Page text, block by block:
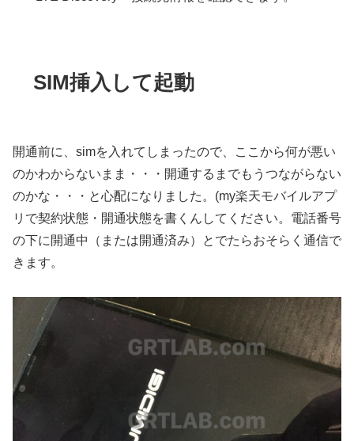
SIM挿入して起動
開通前に、simを入れてしまったので、ここから何が悪い
のかわからないまま・・・開通するまでもうつながらない
のかな・・・と心配になりました。(my楽天モバイルアプ
リで契約状態・開通状態を書くんしてください。電話番号
の下に開通中（または開通済み）とでたらおそらく通信で
きます。